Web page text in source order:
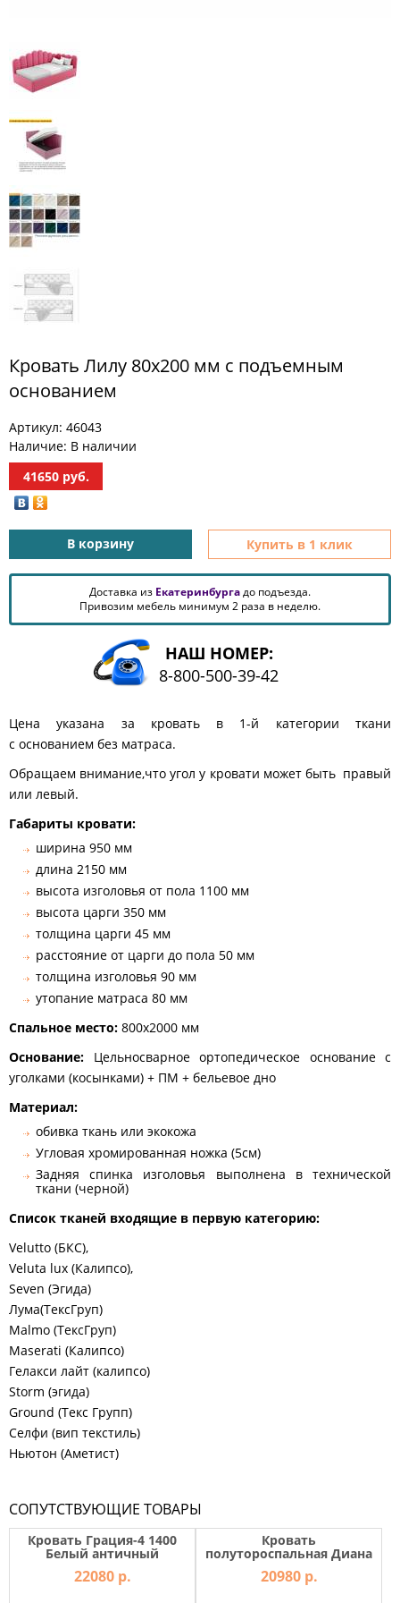
Кровать Лилу 80х200 мм с подъемным
основанием
Артикул: 46043
Наличие: В наличии
41650руб.
В корзину Купить в 1 клик
Доставка из Екатеринбургадо подъезда.
Привозим мебель минимум 2 раза в неделю.
НАШ НОМЕР:
8-800-500-39-42
Цена указана за кровать в 1-й категории ткани
с основанием без матраса.
Обращаем внимание,что угол у кровати может быть правый
или левый.
Габариты кровати:
ширина 950 мм
длина 2150 мм
высота изголовья от пола 1100 мм
высота царги 350 мм
толщина царги 45 мм
расстояние от царги до пола 50 мм
толщина изголовья 90 мм
утопание матраса 80 мм
Спальное место: 800х2000 мм
Основание: Цельносварное ортопедическое основание с
уголками (косынками) + ПМ + бельевое дно
Материал:
обивка ткань или экокожа
Угловая хромированная ножка (5см)
Задняя спинка изголовья выполнена в технической
ткани (черной)
Список тканей входящие в первую категорию:
Velutto (БКС),
Veluta lux (Калипсо),
Seven (Эгида)
Лума(ТексГруп)
Malmo (ТексГруп)
Maserati (Калипсо)
Гелакси лайт (калипсо)
Storm (эгида)
Ground (Текс Групп)
Селфи (вип текстиль)
Ньютон (Аметист)
СОПУТСТВУЮЩИЕ ТОВАРЫ
Кровать Грация-4 1400
Белый античный
22080 р.
Кровать
полутороспальная Диана
Lux
20980 р.
КОМПЬЮТЕРНЫЕ
СТОЛЫ
ОФИСНАЯ
МЕБЕЛЬ
МАТРАСЫ
МЕБЕЛЬ
ДЛЯ
МЕБЕЛЬ-
ТРАНСФОРМЕР
РАЗНАЯ
МЕБЕЛЬ
ЖУРНАЛЬНЫЕ
СТОЛЫ
ТУАЛЕТНЫЕ
СТОЛИКИ
БАНКЕТКИ
ДИВАНЧИКИ
МЕБЕЛЬ
ЗЕРКАЛА